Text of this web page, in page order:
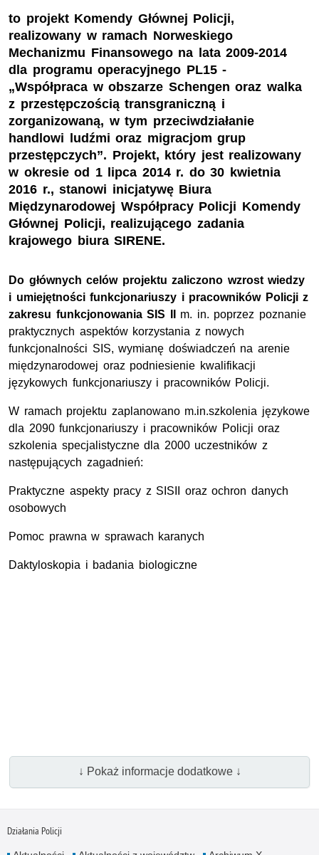
to projekt Komendy Głównej Policji,
realizowany w ramach Norweskiego
Mechanizmu Finansowego na lata 2009-2014
dla programu operacyjnego PL15 -
„Współpraca w obszarze Schengen oraz walka
z przestępczością transgraniczną i
zorganizowaną, w tym przeciwdziałanie
handlowi ludźmi oraz migracjom grup
przestępczych”. Projekt, który jest realizowany
w okresie od 1 lipca 2014 r. do 30 kwietnia
2016 r., stanowi inicjatywę Biura
Międzynarodowej Współpracy Policji Komendy
Głównej Policji, realizującego zadania
krajowego biura SIRENE.
Do głównych celów projektu zaliczono wzrost wiedzy
i umiejętności funkcjonariuszy i pracowników Policji z
zakresu funkcjonowania SIS II
m. in. poprzez poznanie
praktycznych aspektów korzystania z nowych
funkcjonalności SIS, wymianę doświadczeń na arenie
międzynarodowej oraz podniesienie kwalifikacji
językowych funkcjonariuszy i pracowników Policji.
W ramach projektu zaplanowano m.in.szkolenia językowe
dla 2090 funkcjonariuszy i pracowników Policji oraz
szkolenia specjalistyczne dla 2000 uczestników z
następujących zagadnień:
Praktyczne aspekty pracy z SISII oraz ochron danych
osobowych
Pomoc prawna w sprawach karanych
Daktyloskopia i badania biologiczne
↓ Pokaż informacje dodatkowe ↓
Działania Policji